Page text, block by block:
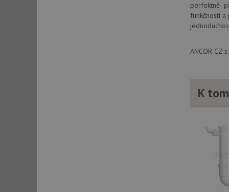
perfektně
funkčností
ANCOR CZ
K
test_cookie